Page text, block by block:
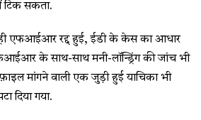
टिक सकता.
एफआईआर रद्द हुई, ईडी के केस का आधार
के साथ-साथ मनी-लॉन्ड्रिंग की जांच भी
मांगने वाली एक जुड़ी हुई याचिका भी
दिया गया.